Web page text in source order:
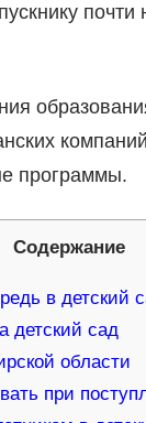
программы.
Содержание
в детский
детский сад
области
при